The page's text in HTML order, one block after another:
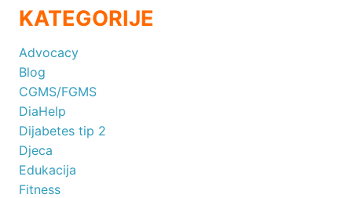
KATEGORIJE
Advocacy
Blog
CGMS/FGMS
DiaHelp
Dijabetes tip 2
Djeca
Edukacija
Fitness